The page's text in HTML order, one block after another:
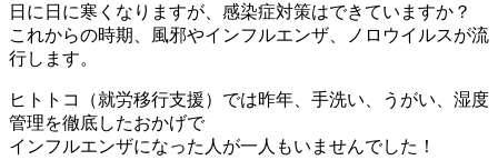
日に日に寒くなりますが、感染症対策はできていますか？
これからの時期、風邪やインフルエンザ、ノロウイルスが流
行します。
ヒトトコ（就労移行支援）では昨年、手洗い、うがい、湿度
管理を徹底したおかげで
インフルエンザになった人が一人もいませんでした！